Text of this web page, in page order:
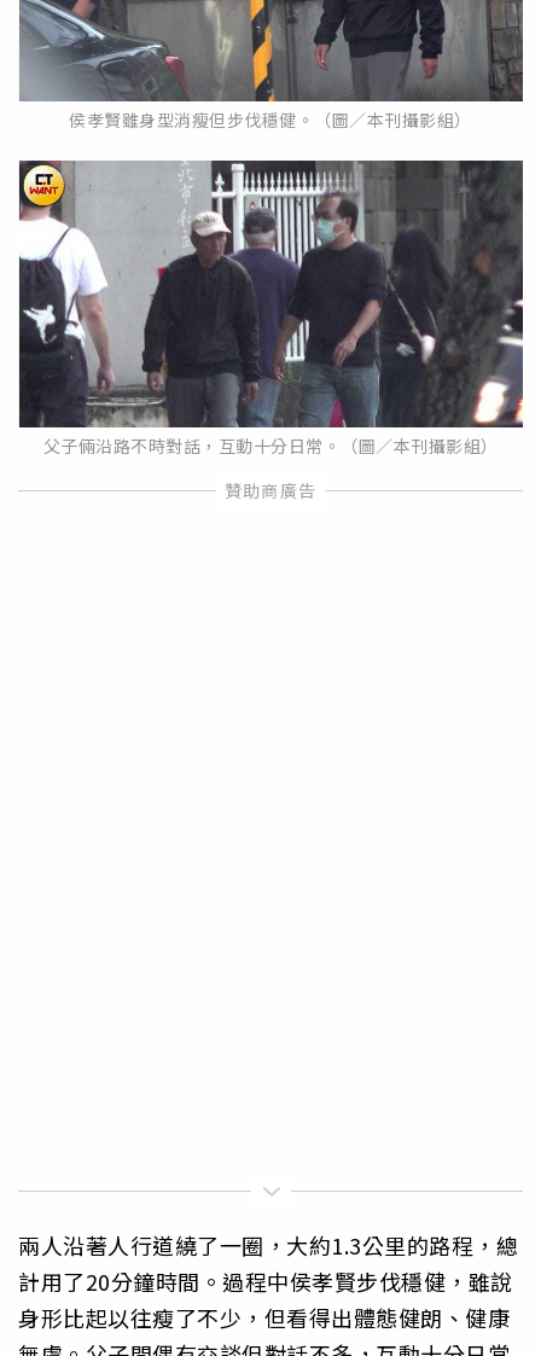
侯孝賢雖身型消瘦但步伐穩健。（圖／本刊攝影組）
父子倆沿路不時對話，互動十分日常。（圖／本刊攝影組）
兩人沿著人行道繞了一圈，大約1.3公里的路程，總
計用了20分鐘時間。過程中侯孝賢步伐穩健，雖說
身形比起以往瘦了不少，但看得出體態健朗、健康